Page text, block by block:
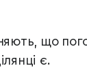
що
є.